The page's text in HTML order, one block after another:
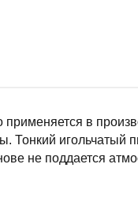
в
Тонкий игольчатый
не поддается